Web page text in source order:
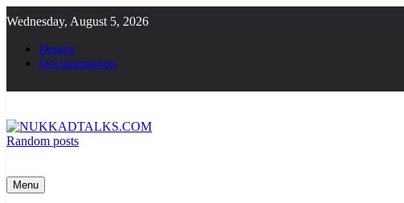
to
content
Wednesday, August 5, 2026
Demos
Documentation
Random posts
Menu